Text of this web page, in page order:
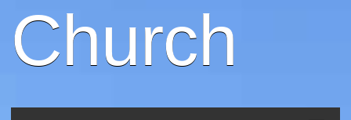
Church